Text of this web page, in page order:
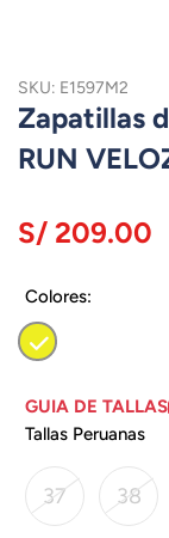
SKU: E1597M2
Zapatillas
RUN
S/ 209.00
Colores:
GUIA DE TALLAS
Tallas Peruanas
37 38